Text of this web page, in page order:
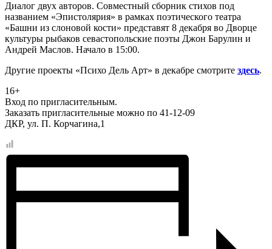
Диалог двух авторов. Совместный сборник стихов под
названием «Эпистолярия» в рамках поэтического театра
«Башни из слоновой кости» представят 8 декабря во Дворце
культуры рыбаков севастопольские поэты Джон Барулин и
Андрей Маслов. Начало в 15:00.
Другие проекты «Психо Дель Арт» в декабре смотрите здесь.
16+
Вход по пригласительным.
Заказать пригласительные можно по 41-12-09
ДКР, ул. П. Корчагина,1